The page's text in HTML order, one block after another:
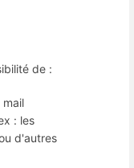
de :
: les
d'autres